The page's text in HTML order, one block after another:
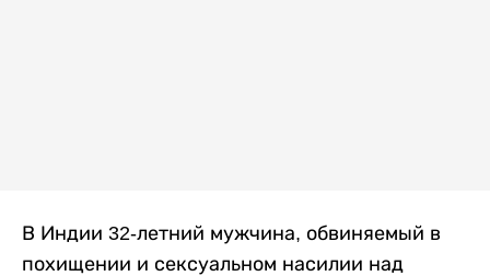
В Индии 32-летний мужчина, обвиняемый в
похищении и сексуальном насилии над